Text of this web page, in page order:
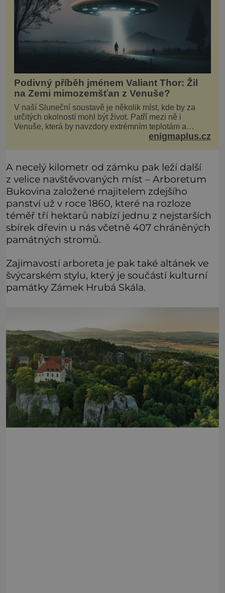
Podivný příběh jménem Valiant Thor: Žil
na Zemi mimozemšťan z Venuše?
V naší Sluneční soustavě je několik míst, kde by za
určitých okolností mohl být život. Patří mezi ně i
Venuše, která by navzdory extrémním teplotám a
smrtícímu složení atmosféry teoreticky mohla ukrývat
enigmaplus.cz
A necelý kilometr od zámku pak leží další
z velice navštěvovaných míst – Arboretum
Bukovina založené majitelem zdejšího
panství už v roce 1860, které na rozloze
téměř tří hektarů nabízí jednu z nejstarších
sbírek dřevin u nás včetně 407 chráněných
památných stromů.
Zajímavostí arboreta je pak také altánek ve
švýcarském stylu, který je součástí kulturní
památky Zámek Hrubá Skála.